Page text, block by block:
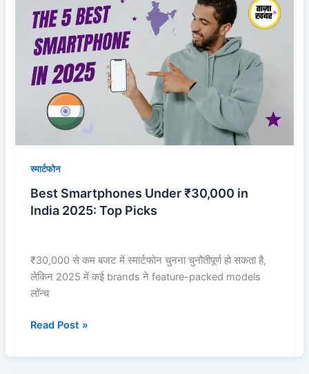
स्मार्टफोन
Best Smartphones Under ₹30,000 in
India 2025: Top Picks
₹30,000 से कम बजट में स्मार्टफोन चुनना चुनौतीपूर्ण हो सकता है,
लेकिन 2025 में कई brands ने feature-packed models
लॉन्च
Smartphones
Under
₹30,000
India
2025:
Top
Picks
Read Post »